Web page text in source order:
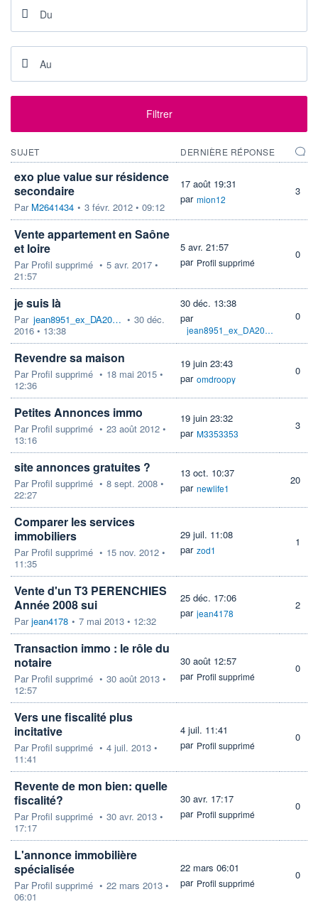
Filtrer
SUJET DERNIÈRE RÉPONSE
exo plue value sur résidence
secondaire
Par M2641434 • 3 févr. 2012 • 09:12
17 août 19:31
par mion12
3
Vente appartement en Saône
et loire
Par Profil supprimé • 5 avr. 2017 •
21:57
5 avr. 21:57
par Profil supprimé
0
je suis là
Par jean8951_ex_DA20CENT
• 30 déc.
2016 • 13:38
30 déc. 13:38
par
jean8951_ex_DA20CENT
0
Revendre sa maison
Par Profil supprimé • 18 mai 2015 •
12:36
19 juin 23:43
par omdroopy
0
Petites Annonces immo
Par Profil supprimé • 23 août 2012 •
13:16
19 juin 23:32
par M3353353
3
site annonces gratuites ?
Par Profil supprimé • 8 sept. 2008 •
22:27
13 oct. 10:37
par newlife1
20
Comparer les services
immobiliers
Par Profil supprimé • 15 nov. 2012 •
11:35
29 juil. 11:08
par zod1
1
Vente d'un T3 PERENCHIES
Année 2008 sui
Parjean4178 • 7 mai 2013 • 12:32
25 déc. 17:06
par jean4178
2
Transaction immo : le rôle du
notaire
Par Profil supprimé • 30 août 2013 •
12:57
30 août 12:57
par Profil supprimé
0
Vers une fiscalité plus
incitative
Par Profil supprimé • 4 juil. 2013 •
11:41
4 juil. 11:41
par Profil supprimé
0
Revente de mon bien: quelle
fiscalité?
Par Profil supprimé • 30 avr. 2013 •
17:17
30 avr. 17:17
par Profil supprimé
0
L'annonce immobilière
spécialisée
Par Profil supprimé • 22 mars 2013 •
06:01
22 mars 06:01
par Profil supprimé
0